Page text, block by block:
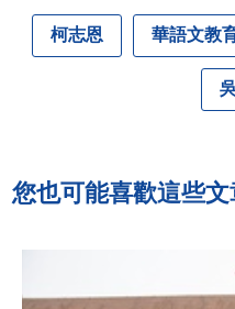
柯志恩 華語文教
您也可能喜歡這些文